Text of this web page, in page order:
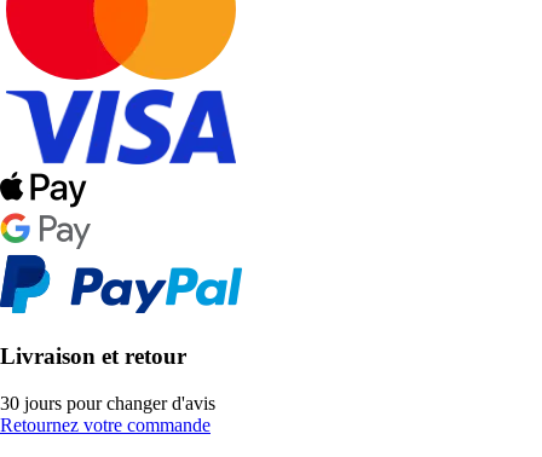
Livraison et retour
30 jours pour changer d'avis
Retournez votre commande